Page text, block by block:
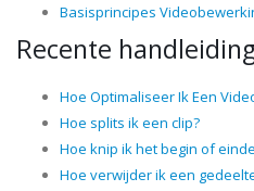
Basisprincipes
Recente
Hoe Optimaliseer Ik Een
Hoe splits ik een clip?
Hoe knip ik het begin of
Hoe verwijder ik een